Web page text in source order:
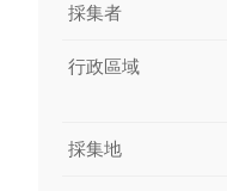
採集者
行政區域
採集地